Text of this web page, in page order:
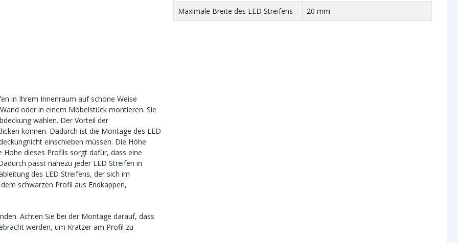
in Ihrem Innenraum auf schöne Weise
oder in einem Möbelstück montieren. Sie
wählen. Der Vorteil der
können. Dadurch ist die Montage des LED
einschieben müssen. Die Höhe
dieses Profils sorgt dafür, dass eine
passt nahezu jeder LED Streifen in
des LED Streifens, der sich im
schwarzen Profil aus Endkappen,
Achten Sie bei der Montage darauf, dass
werden, um Kratzer am Profil zu
Maximale Breite des LED Streifens
20 mm